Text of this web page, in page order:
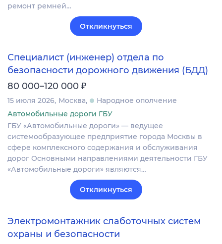
ремонт ремней…
Откликнуться
Специалист (инженер) отдела по
безопасности дорожного движения (БДД)
80 000–120 000 ₽
15 июля 2026 Москва
Народное ополчение
Автомобильные дороги ГБУ
ГБУ «Автомобильные дороги» — ведущее
системообразующее предприятие города Москвы в
сфере комплексного содержания и обслуживания
дорог Основными направлениями деятельности ГБУ
«Автомобильные дороги» являются…
Откликнуться
Электромонтажник слаботочных систем
охраны и безопасности